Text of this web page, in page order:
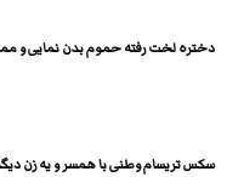
دختره لخت رفته حموم بدن نمایی و
سکس تریسام وطنی با همسر و یه زن